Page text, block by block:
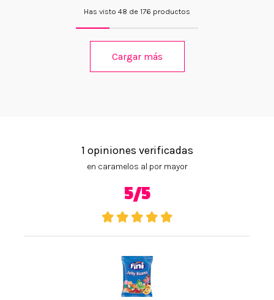
Has visto 48 de 176 productos
Cargar más
1 opiniones verificadas
en caramelos al por mayor
5/5